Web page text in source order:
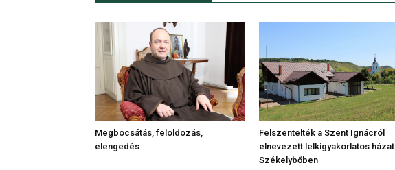
Megbocsátás, feloldozás,
elengedés
Felszentelték a Szent Ignácról
elnevezett lelkigyakorlatos házat
Székelybőben